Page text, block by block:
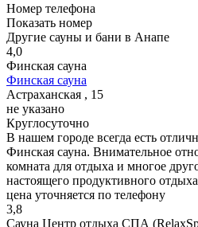
Номер телефона
Показать номер
Другие сауны и бани в Анапе
4,0
Финская сауна
Финская сауна
Астраханская , 15
не указано
Круглосуточно
В нашем городе всегда есть
Финская сауна. Внимательное
комната для отдыха и многое
настоящего продуктивного
цена уточняется по телефону
3,8
Сауна Центр отдыха СПА